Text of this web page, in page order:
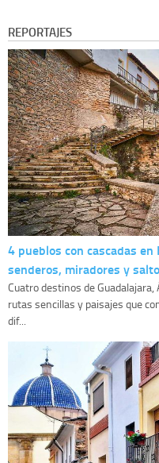
REPORTAJES
4 pueblos con cascadas
senderos, miradores y
Cuatro destinos de
rutas sencillas y paisajes que
dif...